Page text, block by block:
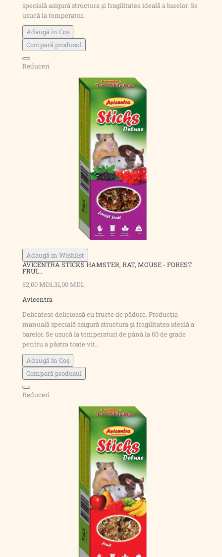
specială asigură structura și fragilitatea ideală a barelor. Se
usucă la temperatur..
Adaugă în Coş
Compară produsul
Reduceri
Adaugă in Wishlist
AVICENTRA STICKS HAMSTER, RAT, MOUSE - FOREST
FRUI...
52,00 MDL31,00 MDL
Avicentra
Delicatese delicioasă cu fructe de pădure. Producția
manuală specială asigură structura și fragilitatea ideală a
barelor. Se usucă la temperaturi de până la 60 de grade
pentru a păstra toate vit..
Adaugă în Coş
Compară produsul
Reduceri